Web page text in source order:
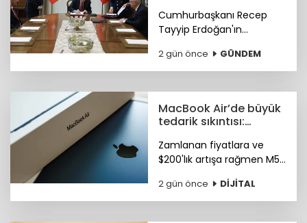
Cumhurbaşkanı Recep
Tayyip Erdoğan'ın
Askeri Şura toplantısı sona
erdi. Terfi alan, görev
listesi haberimizde...
2 gün önce GÜNDEM
MacBook Air’de büyük
tedarik sıkıntısı:
Zamlanan fiyatlara ve
$200'lık artışa rağmen M5
ciddi stok sorunu
yaşanıyor. Bazı siparişlerin
2 gün önce DİJİTAL